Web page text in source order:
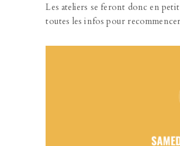
Les ateliers se feront donc en
toutes les infos pour